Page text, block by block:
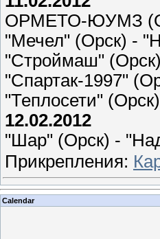
ОРМЕТО-ЮУМЗ
"Мечел" (Орск) -
"Строймаш"
"Спартак-1997"
"Теплосети"
12.02.2012
"Шар" (Орск) -
Прикрепления:
Calendar